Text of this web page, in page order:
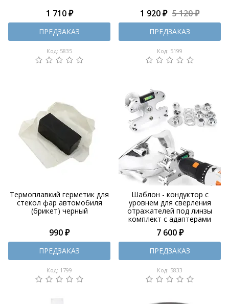
1 710 ₽
ПРЕДЗАКАЗ
Код: 5835
1 920 ₽ 5 120 ₽
ПРЕДЗАКАЗ
Код: 5199
Термоплавкий герметик для
стекол фар автомобиля
(брикет) черный
990 ₽
ПРЕДЗАКАЗ
Код: 1799
Шаблон - кондуктор с
уровнем для сверления
отражателей под линзы
комплект с адаптерами
7 600 ₽
ПРЕДЗАКАЗ
Код: 5833